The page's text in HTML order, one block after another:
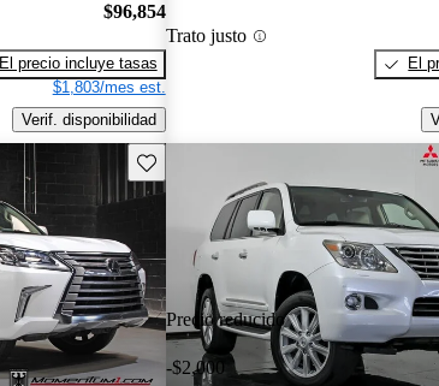
$96,854
El precio incluye tasas
$1,803/mes est.
Verif. disponibilidad
Trato justo
El
Guarda este Aviso
Precio reducido
-$2,000